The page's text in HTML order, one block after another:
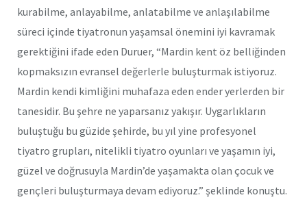
kurabilme, anlayabilme, anlatabilme ve anlaşılabilme
süreci içinde tiyatronun yaşamsal önemini iyi kavramak
gerektiğini ifade eden Duruer, “Mardin kent öz belliğinden
kopmaksızın evransel değerlerle buluşturmak istiyoruz.
Mardin kendi kimliğini muhafaza eden ender yerlerden bir
tanesidir. Bu şehre ne yaparsanız yakışır. Uygarlıkların
buluştuğu bu güzide şehirde, bu yıl yine profesyonel
tiyatro grupları, nitelikli tiyatro oyunları ve yaşamın iyi,
güzel ve doğrusuyla Mardin’de yaşamakta olan çocuk ve
gençleri buluşturmaya devam ediyoruz.” şeklinde konuştu.